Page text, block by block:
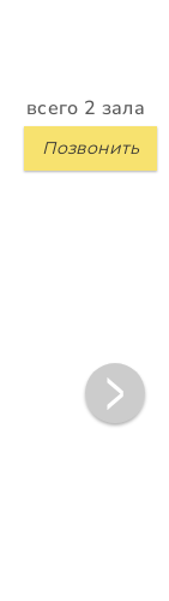
всего 2 зала
Позвонить